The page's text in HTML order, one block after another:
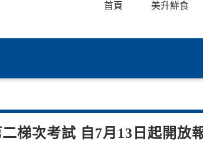
首頁 美升鮮食
梯次考試 自7月13日起開放